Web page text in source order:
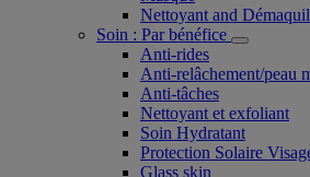
Nettoyant and
Soin : Par bénéfice
Anti-rides
Anti-relâchement/peau
Anti-tâches
Nettoyant et exfoliant
Soin Hydratant
Protection Solaire
Glass skin